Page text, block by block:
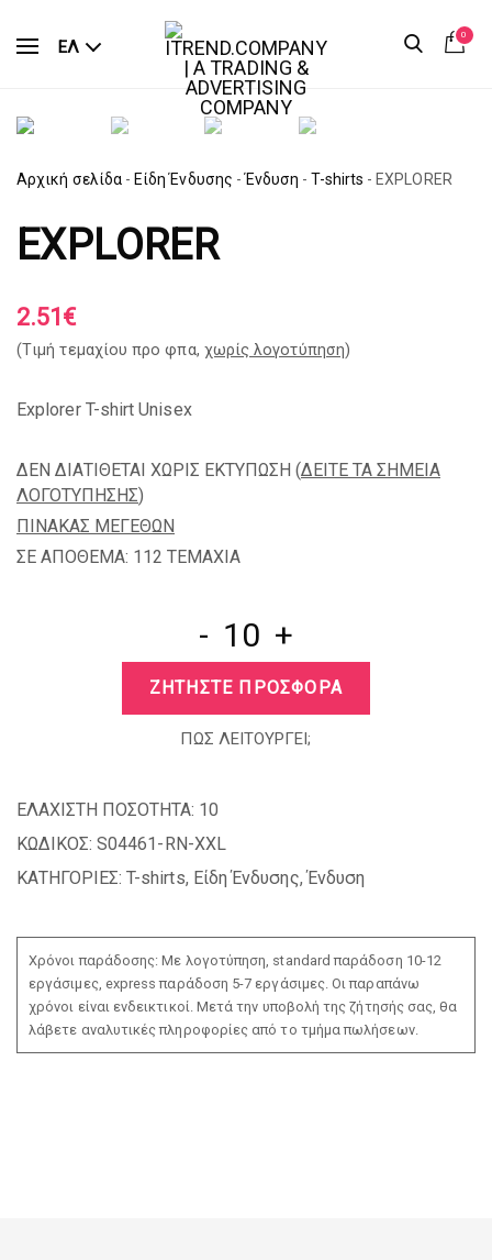
ΕΛ
0
Αρχική σελίδα - Είδη Ένδυσης - Ένδυση - T-shirts - EXPLORER
EXPLORER
2.51 €
(Tιμή τεμαχίου προ φπα, χωρίς λογοτύπηση)
Explorer T-shirt Unisex
ΔΕΝ ΔΙΑΤΙΘΕΤΑΙ ΧΩΡΙΣ ΕΚΤΥΠΩΣΗ (ΔΕΙΤΕ ΤΑ ΣΗΜΕΙΑ
ΛΟΓΟΤΥΠΗΣΗΣ)
ΠΙΝΑΚΑΣ ΜΕΓΕΘΩΝ
ΣΕ ΑΠΟΘΕΜΑ: 112 TEMAXIA
- +
ΖΗΤΗΣΤΕ ΠΡΟΣΦΟΡΑ
ΠΩΣ ΛΕΙΤΟΥΡΓΕΙ;
ΕΛΑΧΙΣΤΗ ΠΟΣΟΤΗΤΑ: 10
ΚΩΔΙΚΟΣ: S04461-RN-XXL
ΚΑΤΗΓΟΡΙΕΣ: T-shirts, Είδη Ένδυσης,Ένδυση
Χρόνοι παράδοσης: Με λογοτύπηση, standard παράδοση 10-12
εργάσιμες, express παράδοση 5-7 εργάσιμες. Οι παραπάνω
χρόνοι είναι ενδεικτικοί. Μετά την υποβολή της ζήτησής σας, θα
λάβετε αναλυτικές πληροφορίες από το τμήμα πωλήσεων.